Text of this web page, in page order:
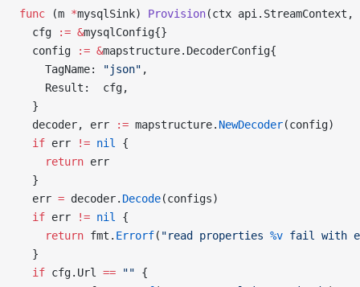
func (m *mysqlSink) Provision(ctx
  cfg
:= &mysqlConfig{}
  config
:= &mapstructure.DecoderConfig{
    TagName:
"json" ,
    Result:  cfg,
  }
  decoder, err
:= mapstructure. NewDecoder(config)
  if
err != nil
{
    return
err
  }
  err
= decoder. Decode(configs)
  if
err != nil
{
    return
fmt. Errorf( "read properties %v fail with
  }
  if
cfg.Url == "" {